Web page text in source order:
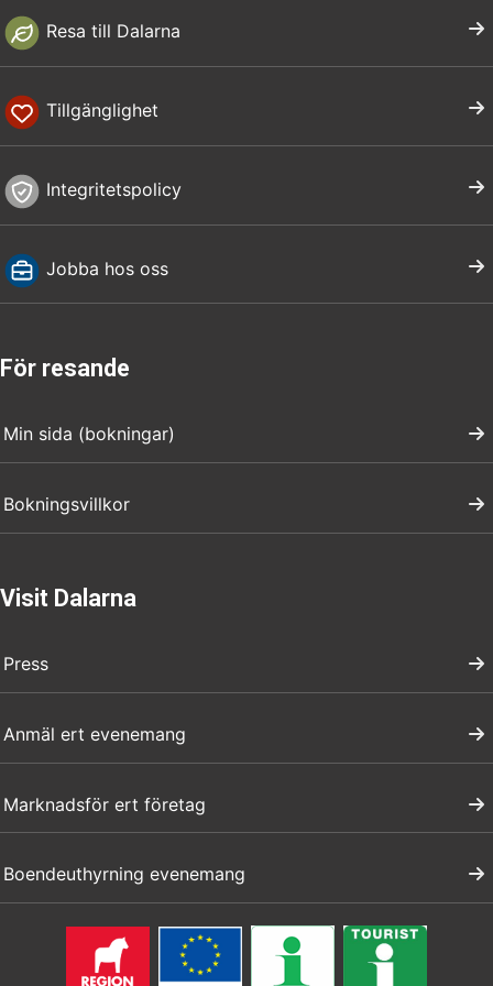
Resa till Dalarna
Tillgänglighet
Integritetspolicy
Jobba hos oss
För resande
Min sida (bokningar)
Bokningsvillkor
Visit Dalarna
Press
Anmäl ert evenemang
Marknadsför ert företag
Boendeuthyrning evenemang